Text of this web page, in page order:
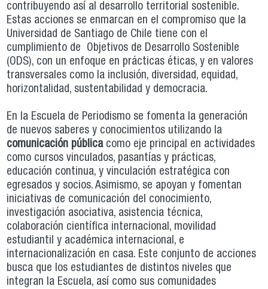
contribuyendo así al desarrollo territorial sostenible.
Estas acciones se enmarcan en el compromiso que la
Universidad de Santiago de Chile tiene con el
cumplimiento de Objetivos de Desarrollo Sostenible
(ODS), con un enfoque en prácticas éticas, y en valores
transversales como la inclusión, diversidad, equidad,
horizontalidad, sustentabilidad y democracia.
En la Escuela de Periodismo se fomenta la generación
de nuevos saberes y conocimientos utilizando la
comunicación públicacomo eje principal en actividades
como cursos vinculados, pasantías y prácticas,
educación continua, y vinculación estratégica con
egresados y socios. Asimismo, se apoyan y fomentan
iniciativas de comunicación del conocimiento,
investigación asociativa, asistencia técnica,
colaboración científica internacional, movilidad
estudiantil y académica internacional, e
internacionalización en casa. Este conjunto de acciones
busca que los estudiantes de distintos niveles que
integran la Escuela, así como sus comunidades